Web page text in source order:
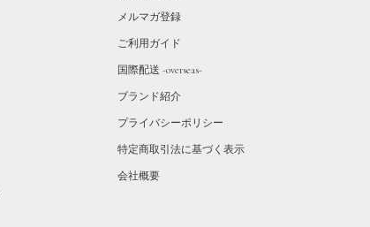
メルマガ登録
ご利用ガイド
国際配送 -overseas-
ブランド紹介
プライバシーポリシー
特定商取引法に基づく表示
会社概要